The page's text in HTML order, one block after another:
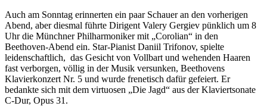
Auch am Sonntag erinnerten ein paar Schauer an den vorherigen
Abend, aber diesmal führte Dirigent Valery Gergiev pünklich um 8
Uhr die Münchner Philharmoniker mit „Corolian“ in den
Beethoven-Abend ein. Star-Pianist Daniil Trifonov, spielte
leidenschaftlich, das Gesicht von Vollbart und wehenden Haaren
fast verborgen, völlig in der Musik versunken, Beethovens
Klavierkonzert Nr. 5 und wurde frenetisch dafür gefeiert. Er
bedankte sich mit dem virtuosen „Die Jagd“ aus der Klaviertsonate
C-Dur, Opus 31.